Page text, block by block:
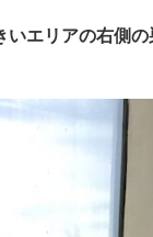
エリアの右側の